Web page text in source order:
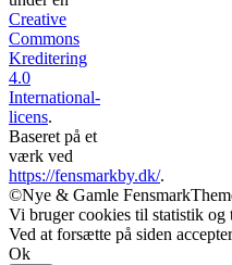
Creative
Commons
Kreditering
4.0
International-
licens.
Baseret på et
værk ved
https://fensmarkby.dk/.
©Nye & Gamle Fensmark
Vi bruger cookies til statistik og
Ved at forsætte på siden
Ok